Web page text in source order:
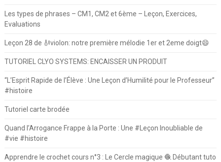
Les types de phrases – CM1, CM2 et 6ème – Leçon, Exercices,
Evaluations
Leçon 28 de 🎻violon: notre première mélodie 1er et 2eme doigt😄
TUTORIEL CLYO SYSTEMS: ENCAISSER UN PRODUIT
“L’Esprit Rapide de l’Élève : Une Leçon d’Humilité pour le Professeur”
#histoire
Tutoriel carte brodée
Quand l’Arrogance Frappe à la Porte : Une #Leçon Inoubliable de
#vie #histoire
Apprendre le crochet cours n°3 : Le Cercle magique 🧶 Débutant tuto